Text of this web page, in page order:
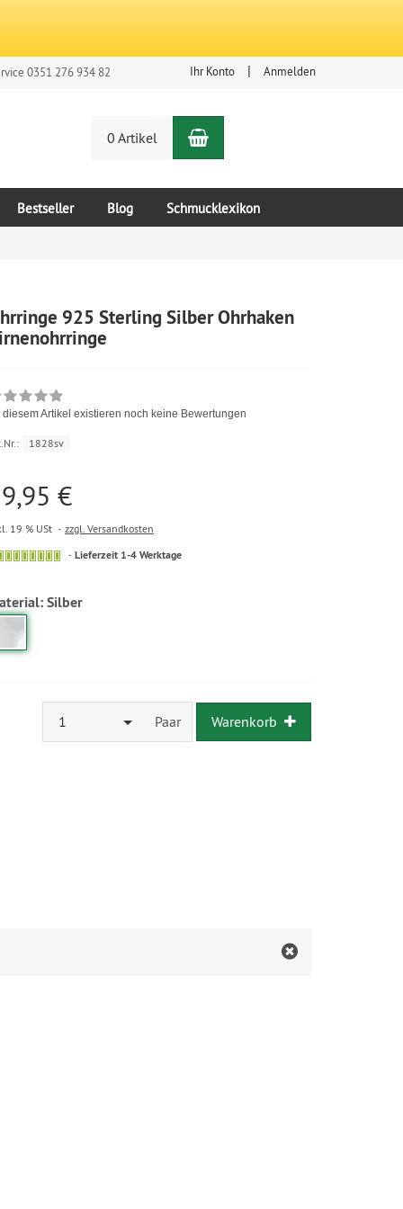
0351 276 934 82 Ihr Konto Anmelden
0 Artikel Warenkorb
Bestseller Blog Schmucklexikon
925 Sterling Silber Ohrhaken
diesem Artikel existieren noch keine Bewertungen
1828sv
€
19 % USt zzgl. Versandkosten
Lieferzeit 1-4 Werktage
Silber
1 Paar Warenkorb